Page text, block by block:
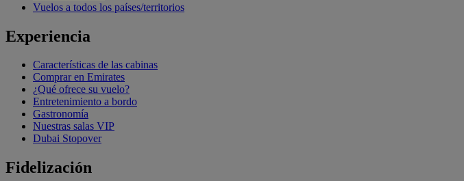
Vuelos a todos los países/territorios
Experiencia
Características de las cabinas
Comprar en Emirates
¿Qué ofrece su vuelo?
Entretenimiento a bordo
Gastronomía
Nuestras salas VIP
Dubai Stopover
Fidelización